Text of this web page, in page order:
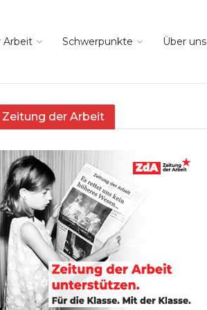
Arbeit Schwerpunkte Über uns
Zeitung der Arbeit